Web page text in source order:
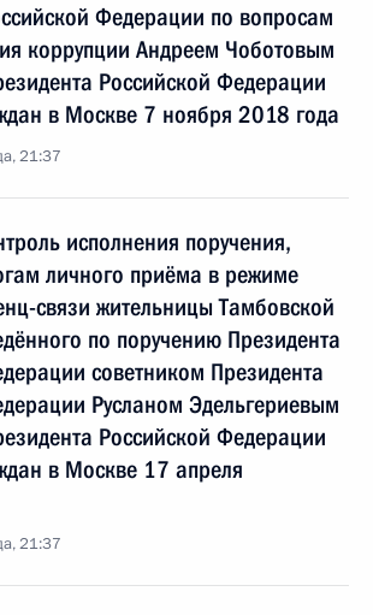
Федерации по вопросам
коррупции Андреем Чоботовым
Российской Федерации
в Москве 7 ноября 2018 года
21:37
исполнения поручения,
личного приёма в режиме
связи жительницы Тамбовской
по поручению Президента
советником Президента
Русланом Эдельгериевым
Российской Федерации
в Москве 17 апреля
21:37